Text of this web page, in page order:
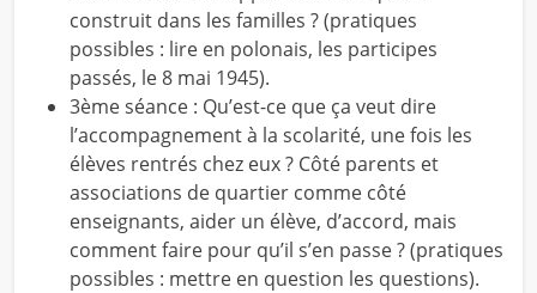
construit dans les familles ? (pratiques
possibles : lire en polonais, les participes
passés, le 8 mai 1945).
3ème séance : Qu’est-ce que ça veut dire
l’accompagnement à la scolarité, une fois les
élèves rentrés chez eux ? Côté parents et
associations de quartier comme côté
enseignants, aider un élève, d’accord, mais
comment faire pour qu’il s’en passe ? (pratiques
possibles : mettre en question les questions).